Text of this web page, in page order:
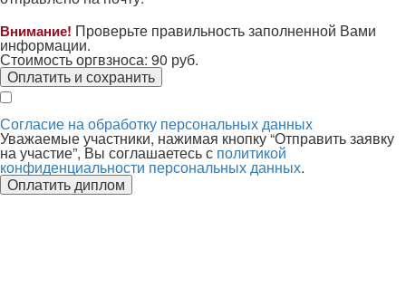
Внимание! Проверьте правильность заполненной Вами
информации.
Стоимость оргвзноса: 90 руб.
Оплатить и сохранить
Согласие на обработку персональных данных
Уважаемые участники, нажимая кнопку “Отправить заявку
на участие”, Вы соглашаетесь с политикой
конфиденциальности персональных данных.